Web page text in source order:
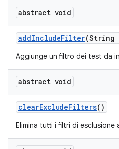
abstract void
addIncludeFilter
Aggiunge un filtro dei test da
abstract void
clearExcludeFilters()
Elimina tutti i filtri di esclusione